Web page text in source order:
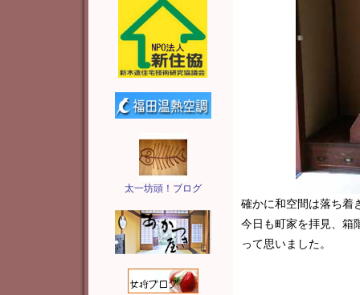
太一坊頭！ブログ
確かに和空間は落ち着
今日も町家を拝見、箱
って思いました。